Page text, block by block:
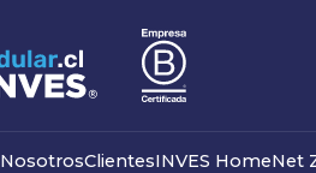
NosotrosClientesINVES HomeNet
Faenas